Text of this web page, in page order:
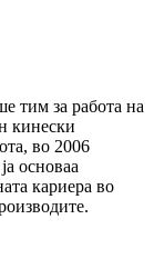
тим за работа на
кинески
во 2006
основаа
кариера во